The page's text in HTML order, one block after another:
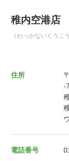
稚内空港店
（わっかないくうこう
住所
-7
電話番号